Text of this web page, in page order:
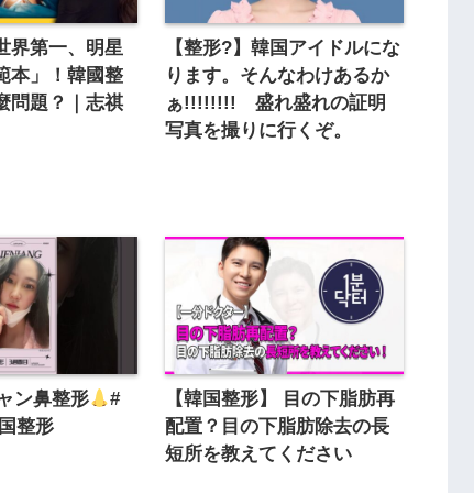
界第一、明星
本」！韓國整
問題？｜志祺
【整形?】韓国アイドルにな
ります。そんなわけあるか
ぁ!!!!!!!! 盛れ盛れの証明
写真を撮りに行くぞ。
ン鼻整形
#
整形
【韓国整形】 目の下脂肪再
配置？目の下脂肪除去の長
短所を教えてください